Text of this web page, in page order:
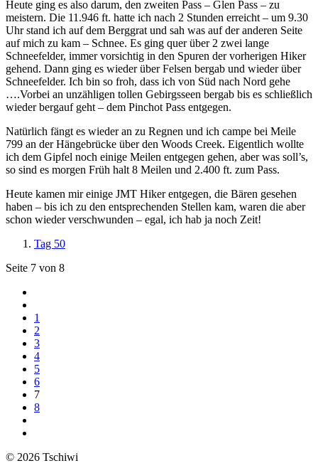
Heute ging es also darum, den zweiten Pass – Glen Pass – zu
meistern. Die 11.946 ft. hatte ich nach 2 Stunden erreicht – um 9.30
Uhr stand ich auf dem Berggrat und sah was auf der anderen Seite
auf mich zu kam – Schnee. Es ging quer über 2 zwei lange
Schneefelder, immer vorsichtig in den Spuren der vorherigen Hiker
gehend. Dann ging es wieder über Felsen bergab und wieder über
Schneefelder. Ich bin so froh, dass ich von Süd nach Nord gehe
….Vorbei an unzähligen tollen Gebirgsseen bergab bis es schließlich
wieder bergauf geht – dem Pinchot Pass entgegen.
Natürlich fängt es wieder an zu Regnen und ich campe bei Meile
799 an der Hängebrücke über den Woods Creek. Eigentlich wollte
ich dem Gipfel noch einige Meilen entgegen gehen, aber was soll’s,
so sind es morgen Früh halt 8 Meilen und 2.400 ft. zum Pass.
Heute kamen mir einige JMT Hiker entgegen, die Bären gesehen
haben – bis ich zu den entsprechenden Stellen kam, waren die aber
schon wieder verschwunden – egal, ich hab ja noch Zeit!
Tag 50
Seite 7 von 8
1
2
3
4
5
6
7
8
© 2026 Tschiwi